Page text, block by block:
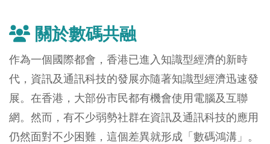
關於數碼共融
作為一個國際都會，香港已進入知識型經濟的新時
代，資訊及通訊科技的發展亦隨著知識型經濟迅速發
展。在香港，大部份市民都有機會使用電腦及互聯
網。然而，有不少弱勢社群在資訊及通訊科技的應用
仍然面對不少困難，這個差異就形成「數碼鴻溝」。